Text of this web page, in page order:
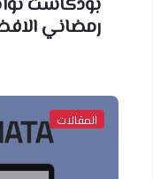
بودكاست
رمضاني الافضل فى
المقالات